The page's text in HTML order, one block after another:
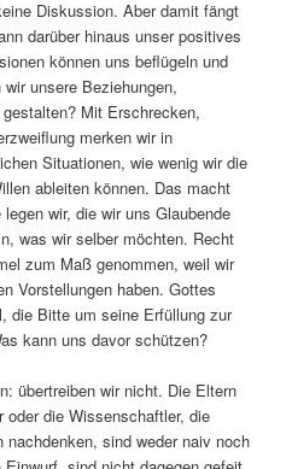
Diskussion. Aber damit fängt
darüber hinaus unser positives
können uns beflügeln und
unsere Beziehungen,
Mit Erschrecken,
merken wir in
Situationen, wie wenig wir die
ableiten können. Das macht
wir, die wir uns Glaubende
was wir selber möchten. Recht
zum Maß genommen, weil wir
Vorstellungen haben. Gottes
die Bitte um seine Erfüllung zur
kann uns davor schützen?
übertreiben wir nicht. Die Eltern
oder die Wissenschaftler, die
sind weder naiv noch